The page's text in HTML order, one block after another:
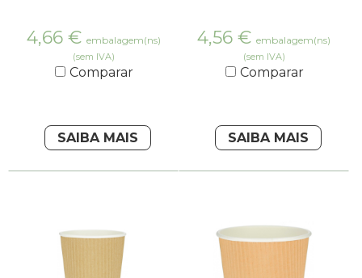
4,66 € embalagem(ns)
(sem IVA)
Comparar
SAIBA MAIS
4,56 € embalagem(ns)
(sem IVA)
Comparar
SAIBA MAIS